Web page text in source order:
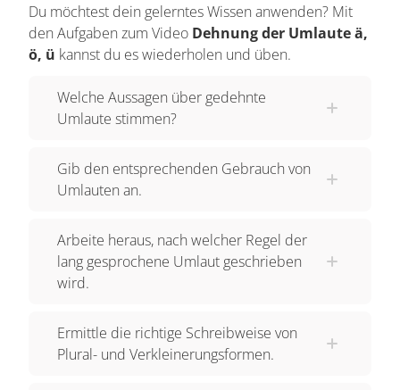
steigern, wie bei stark – stärker – am stärksten.
Ein weiterer Verwendungszweck des Umlautes
Ein Beispiel dafür ist Hund – Hündchen. Umlaute
treten außerdem bei manchen Substantiven auf,
wird. So wird aus dem Substantiv Baum im Plural
Bäume. Außerdem spielen Umlaute bei der
des Verbs „raten“ heißt „du rätst“ und in der dritten
Person schreibst du „er/sie/es rät“. Abgesehen
davon existieren viele andere Wörter, zum
auch in der Einzahl bzw. der Grundform auftreten.
Wie schon angedeutet gibt es kurz und lang
Du möchtest dein gelerntes Wissen anwenden? Mit
den Aufgaben zum Video Dehnung der Umlaute ä,
ö, ü kannst du es wiederholen und üben.
Welche Aussagen über gedehnte
Umlaute stimmen?
Gib den entsprechenden Gebrauch von
Umlauten an.
Arbeite heraus, nach welcher Regel der
lang gesprochene Umlaut geschrieben
wird.
Ermittle die richtige Schreibweise von
Plural- und Verkleinerungsformen.